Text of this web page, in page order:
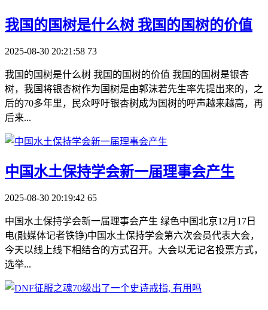
​我国的国树是什么树 我国的国树的价值
2025-08-30 20:21:58 73
我国的国树是什么树 我国的国树的价值 我国的国树是银杏
树，我国将银杏树作为国树是由郭沫若先生率先提出来的，之
后的70多年里，民众呼吁银杏树成为国树的呼声越来越高，再
后来...
​中国水土保持学会新一届理事会产生
2025-08-30 20:19:42 65
中国水土保持学会新一届理事会产生 绿色中国北京12月17日
电(融媒体记者铁铮)中国水土保持学会第六次会员代表大会，
今天以线上线下相结合的方式召开。大会以无记名投票方式，
选举...